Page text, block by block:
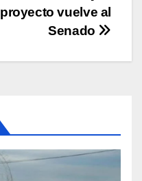
proyecto vuelve al
Senado